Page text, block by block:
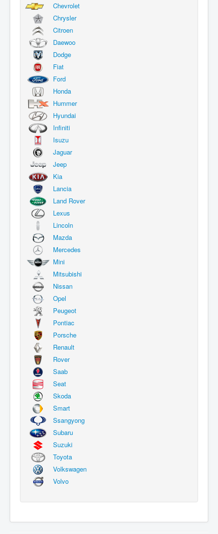
Chevrolet
Chrysler
Citroen
Daewoo
Dodge
Fiat
Ford
Honda
Hummer
Hyundai
Infiniti
Isuzu
Jaguar
Jeep
Kia
Lancia
Land Rover
Lexus
Lincoln
Mazda
Mercedes
Mini
Mitsubishi
Nissan
Opel
Peugeot
Pontiac
Porsche
Renault
Rover
Saab
Seat
Skoda
Smart
Ssangyong
Subaru
Suzuki
Toyota
Volkswagen
Volvo